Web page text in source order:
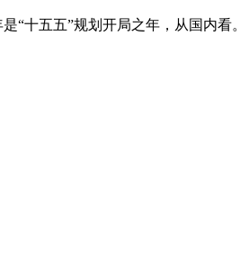
十五五”规划开局之年，从国内看。